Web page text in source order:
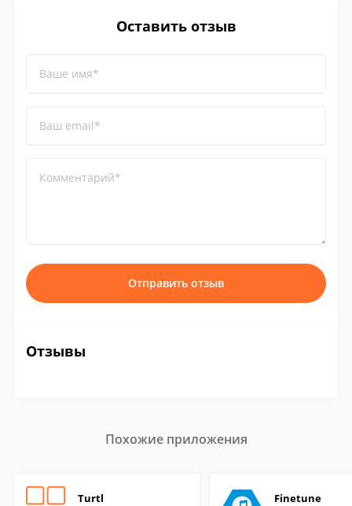
Оставить отзыв
Ваше имя*
Ваш email*
Комментарий*
Отправить отзыв
Отзывы
Похожие приложения
Turtl Finetune